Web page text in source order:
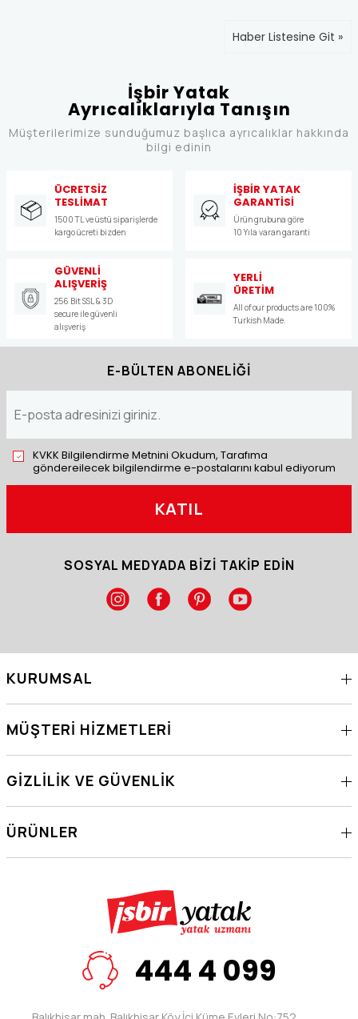
Haber Listesine Git »
İşbir Yatak
Ayrıcalıklarıyla Tanışın
Müşterilerimize sunduğumuz başlıca ayrıcalıklar hakkında
bilgi edinin
ÜCRETSİZ
TESLİMAT
1500 TL ve üstü siparişlerde
kargo ücreti bizden
İŞBİR YATAK
GARANTİSİ
Ürün grubuna göre
10 Yıla varan garanti
GÜVENLİ
ALIŞVERİŞ
256 Bit SSL & 3D
secure ile güvenli
alışveriş
YERLİ
ÜRETİM
All of our products are 100%
Turkish Made.
E-BÜLTEN ABONELİĞİ
KVKK Bilgilendirme Metnini Okudum, Tarafıma
göndereilecek bilgilendirme e-postalarını kabul ediyorum
KATIL
SOSYAL MEDYADA BİZİ TAKİP EDİN
KURUMSAL
MÜŞTERI HIZMETLERI
GIZLILIK VE GÜVENLIK
ÜRÜNLER
444 4 099